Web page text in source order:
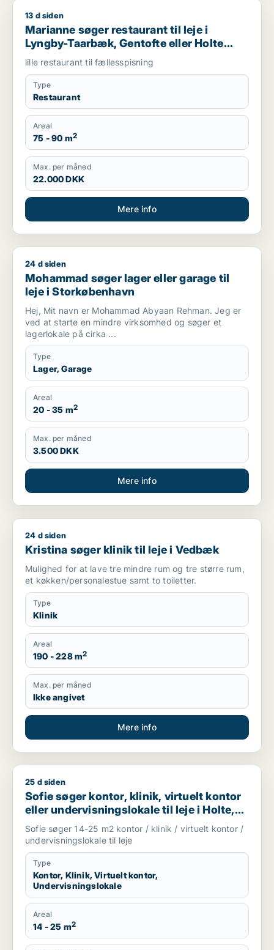
Marianne søger restaurant til leje i Lyngby-Taarbæk,
13 d siden
Marianne søger restaurant til leje i
Lyngby-Taarbæk, Gentofte eller Holte
m.fl.
lille restaurant til fællesspisning
Type
Restaurant
Areal
75 - 90 m2
Max. per måned
22.000 DKK
Mere info
Mohammad søger lager eller garage til leje i Storkøbenhavn
24 d siden
Mohammad søger lager eller garage til
leje i Storkøbenhavn
Hej, Mit navn er Mohammad Abyaan Rehman. Jeg er
ved at starte en mindre virksomhed og søger et
lagerlokale på cirka ...
Type
Lager, Garage
Areal
20 - 35 m2
Max. per måned
3.500 DKK
Mere info
Kristina søger klinik til leje i Vedbæk
24 d siden
Kristina søger klinik til leje i Vedbæk
Mulighed for at lave tre mindre rum og tre større rum,
et køkken/personalestue samt to toiletter.
Type
Klinik
Areal
190 - 228 m2
Max. per måned
Ikke angivet
Mere info
Sofie søger kontor, klinik, virtuelt kontor eller
25 d siden
Sofie søger kontor, klinik, virtuelt kontor
eller undervisningslokale til leje i Holte,
Vedbæk eller Hørsholm m.fl.
Sofie søger 14-25 m2 kontor / klinik / virtuelt kontor /
undervisningslokale til leje
Type
Kontor, Klinik, Virtuelt kontor,
Undervisningslokale
Areal
14 - 25 m2